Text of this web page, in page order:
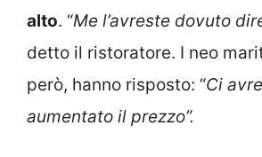
alto. “Me l’avreste dovuto
detto il ristoratore. I neo
però, hanno risposto: “Ci
aumentato il prezzo”.